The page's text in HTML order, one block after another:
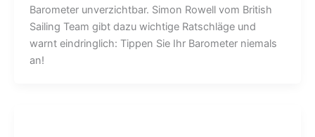
Barometer unverzichtbar. Simon Rowell vom British
Sailing Team gibt dazu wichtige Ratschläge und
warnt eindringlich: Tippen Sie Ihr Barometer niemals
an!